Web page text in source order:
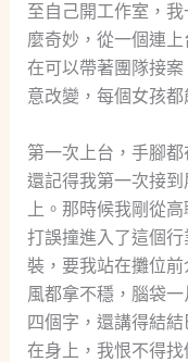
至自己開工作室，
麼奇妙，從一個連
在可以帶著團隊接
意改變，每個女孩都
第一次上台，手腳都
還記得我第一次接
上。那時候我剛從
打誤撞進入了這個
裝，要我站在攤位
風都拿不穩，腦袋一
四個字，還講得結
在身上，我恨不得找